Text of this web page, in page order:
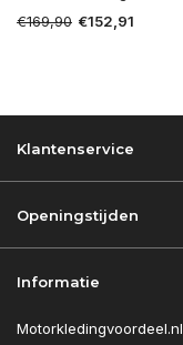
€169,90 €152,91
Klantenservice
Openingstijden
Informatie
Motorkledingvoordeel.nl